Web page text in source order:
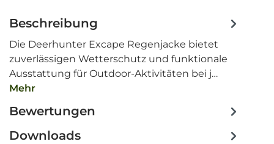
Beschreibung
Die Deerhunter Excape Regenjacke bietet
zuverlässigen Wetterschutz und funktionale
Ausstattung für Outdoor-Aktivitäten bei j…
Mehr
Bewertungen
Downloads